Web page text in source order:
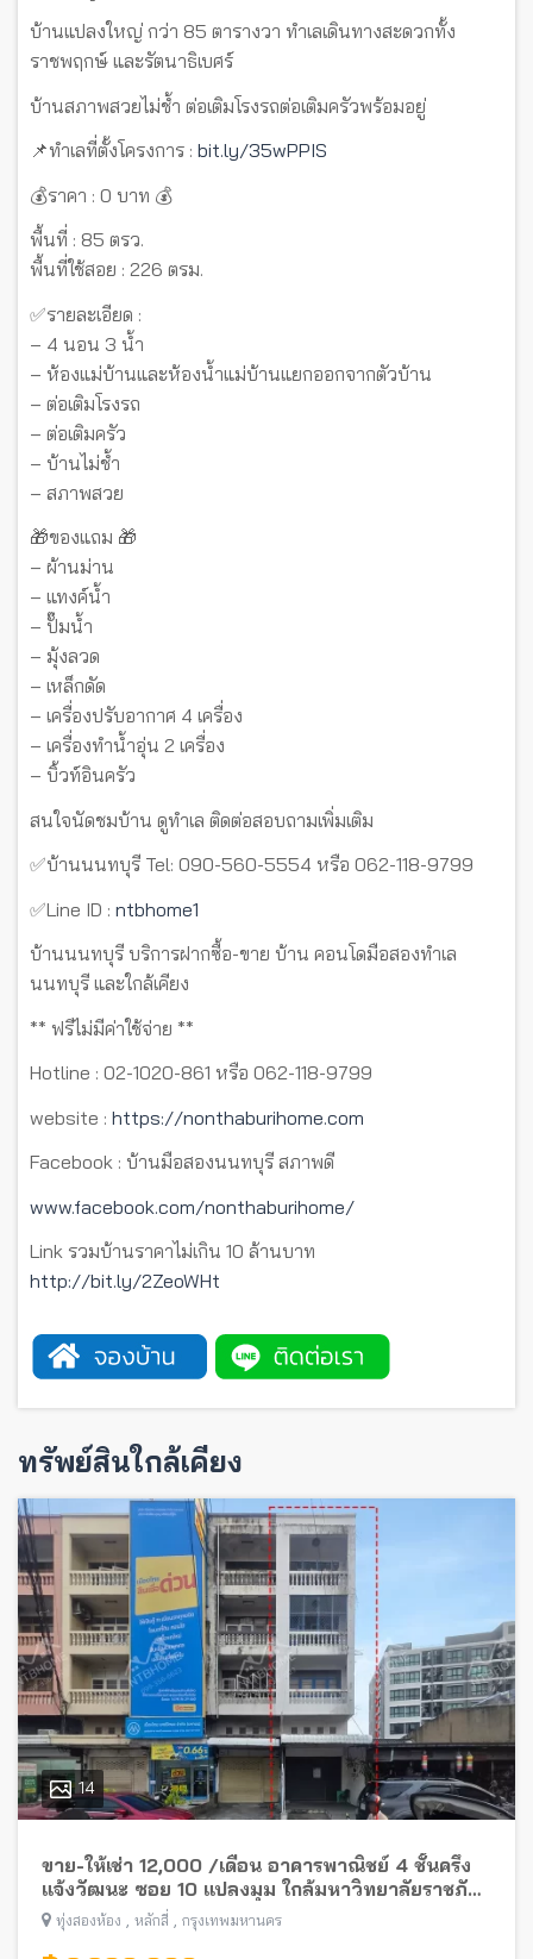
บ้านแปลงใหญ่ กว่า 85 ตารางวา ทำเลเดินทางสะดวกทั้ง
ราชพฤกษ์ และรัตนาธิเบศร์
บ้านสภาพสวยไม่ช้ำ ต่อเติมโรงรถต่อเติมครัวพร้อมอยู่
📌ทำเลที่ตั้งโครงการ : bit.ly/35wPPIS
💰ราคา : 0 บาท 💰
พื้นที่ : 85 ตรว.
พื้นที่ใช้สอย : 226 ตรม.
✅รายละเอียด :
– 4 นอน 3 น้ำ
– ห้องแม่บ้านและห้องน้ำแม่บ้านแยกออกจากตัวบ้าน
– ต่อเติมโรงรถ
– ต่อเติมครัว
– บ้านไม่ช้ำ
– สภาพสวย
🎁ของแถม 🎁
– ผ้านม่าน
– แทงค์น้ำ
– ปั๊มน้ำ
– มุ้งลวด
– เหล็กดัด
– เครื่องปรับอากาศ 4 เครื่อง
– เครื่องทำน้ำอุ่น 2 เครื่อง
– บิ้วท์อินครัว
สนใจนัดชมบ้าน ดูทำเล ติดต่อสอบถามเพิ่มเติม
✅บ้านนนทบุรี Tel: 090-560-5554 หรือ 062-118-9799
✅Line ID : ntbhome1
บ้านนนทบุรี บริการฝากซื้อ-ขาย บ้าน คอนโดมือสองทำเล
นนทบุรี และใกล้เคียง
** ฟรีไม่มีค่าใช้จ่าย **
Hotline : 02-1020-861 หรือ 062-118-9799
website : https://nonthaburihome.com
Facebook : บ้านมือสองนนทบุรี สภาพดี
www.facebook.com/nonthaburihome/
Link รวมบ้านราคาไม่เกิน 10 ล้านบาท
http://bit.ly/2ZeoWHt
ทรัพย์สินใกล้เคียง
14
ขาย-ให้เช่า 12,000 /เดือน อาคารพาณิชย์ 4 ชั้นครึ่ง
แจ้งวัฒนะ ซอย 10 แปลงมุม ใกล้มหาวิทยาลัยราชภัฏ
พระนคร
ทุ่งสองห้อง , หลักสี่ , กรุงเทพมหานคร